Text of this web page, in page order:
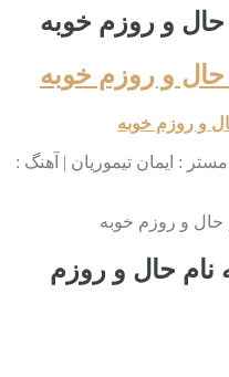
حال و روزم خوبه
حال و روزم خوبه
و روزم خوبه
: ایمان تیموریان | آهنگ :
نام حال و روزم